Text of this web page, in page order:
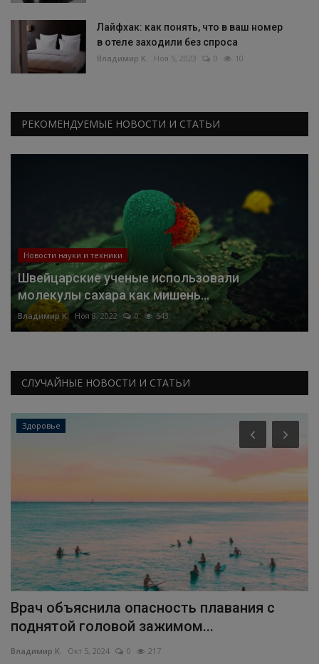
Лайфхак: как понять, что в ваш номер
в отеле заходили без спроса
Владимир К. Ноя 5, 2023 0 10
РЕКОМЕНДУЕМЫЕ НОВОСТИ И СТАТЬИ
Новости науки и техники
Швейцарские ученые использовали
молекулы сахара как мишень...
Владимир К. Ноя 8, 2022 0 543
СЛУЧАЙНЫЕ НОВОСТИ И СТАТЬИ
Здоровье
Врач объяснила опасность плавания с
поднятой головой зажимом...
Владимир К. Окт 5, 2024 0 217